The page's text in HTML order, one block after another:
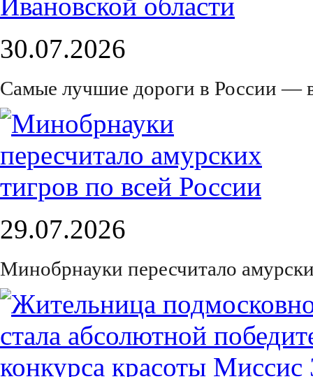
30.07.2026
Самые лучшие дороги в России —
29.07.2026
Минобрнауки пересчитало